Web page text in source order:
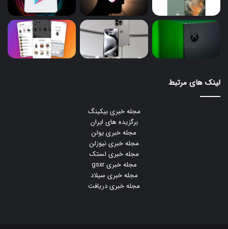
لینک های مرتبط
مجله خبری بیکینگ
برگزیده های ایران
مجله خبری یولن
مجله خبری نیوزلن
مجله خبری لستک
مجله خبری gsxr
مجله خبری سیلاد
مجله خبری دریافت